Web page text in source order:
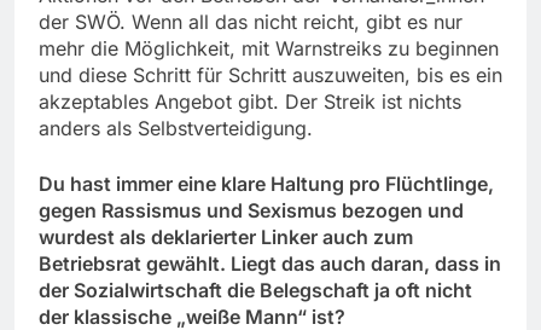
der SWÖ. Wenn all das nicht reicht, gibt es nur
mehr die Möglichkeit, mit Warnstreiks zu beginnen
und diese Schritt für Schritt auszuweiten, bis es ein
akzeptables Angebot gibt. Der Streik ist nichts
anders als Selbstverteidigung.
Du hast immer eine klare Haltung pro Flüchtlinge,
gegen Rassismus und Sexismus bezogen und
wurdest als deklarierter Linker auch zum
Betriebsrat gewählt. Liegt das auch daran, dass in
der Sozialwirtschaft die Belegschaft ja oft nicht
der klassische „weiße Mann“ ist?